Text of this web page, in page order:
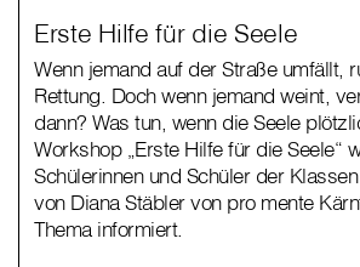
Erste Hilfe für die Seele
Wenn jemand auf der Straße umfällt,
Rettung. Doch wenn jemand weint,
dann? Was tun, wenn die Seele
Workshop „Erste Hilfe für die Seele“
Schülerinnen und Schüler der
von Diana Stäbler von pro mente
Thema informiert.